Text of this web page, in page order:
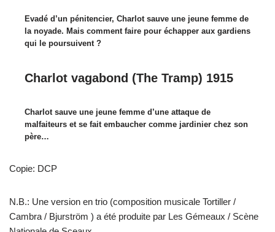
Evadé d’un pénitencier, Charlot sauve une jeune femme de
la noyade. Mais comment faire pour échapper aux gardiens
qui le poursuivent ?
Charlot vagabond (The Tramp) 1915
Charlot sauve une jeune femme d’une attaque de
malfaiteurs et se fait embaucher comme jardinier chez son
père…
Copie: DCP
N.B.: Une version en trio (composition musicale Tortiller /
Cambra / Bjurström ) a été produite par Les Gémeaux / Scène